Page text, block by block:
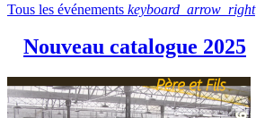
Tous les événements keyboard_arrow_right
Nouveau catalogue 2025